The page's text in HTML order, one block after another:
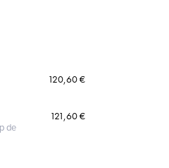
120,60 €
de
121,60 €